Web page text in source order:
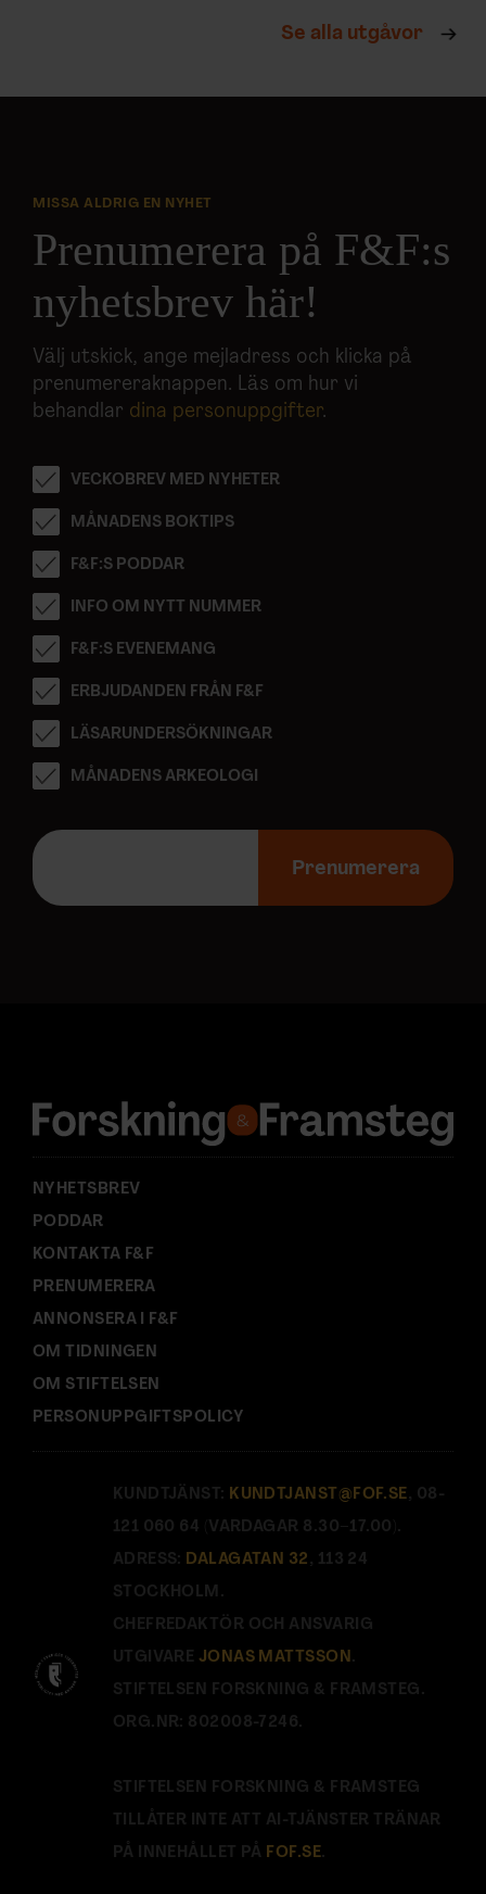
Se alla utgåvor
MISSA ALDRIG EN NYHET
Prenumerera på F&F:s
nyhetsbrev här!
Välj utskick, ange mejladress och klicka på
prenumereraknappen. Läs om hur vi
behandlar dina personuppgifter.
VECKOBREV MED NYHETER
MÅNADENS BOKTIPS
F&F:S PODDAR
INFO OM NYTT NUMMER
F&F:S EVENEMANG
ERBJUDANDEN FRÅN F&F
LÄSARUNDERSÖKNINGAR
MÅNADENS ARKEOLOGI
E
p
s
:
Prenumerera
NYHETSBREV
PODDAR
KONTAKTA F&F
PRENUMERERA
ANNONSERA I F&F
OM TIDNINGEN
OM STIFTELSEN
PERSONUPPGIFTSPOLICY
KUNDTJÄNST: KUNDTJANST@FOF.SE , 08-
121 060 64 (VARDAGAR 8.30–17.00).
ADRESS: DALAGATAN 32 , 113 24
STOCKHOLM.
CHEFREDAKTÖR OCH ANSVARIG
UTGIVARE JONAS MATTSSON .
STIFTELSEN FORSKNING & FRAMSTEG.
ORG.NR: 802008-7246.
STIFTELSEN FORSKNING & FRAMSTEG
TILLÅTER INTE ATT AI-TJÄNSTER TRÄNAR
PÅ INNEHÅLLET PÅ FOF.SE.